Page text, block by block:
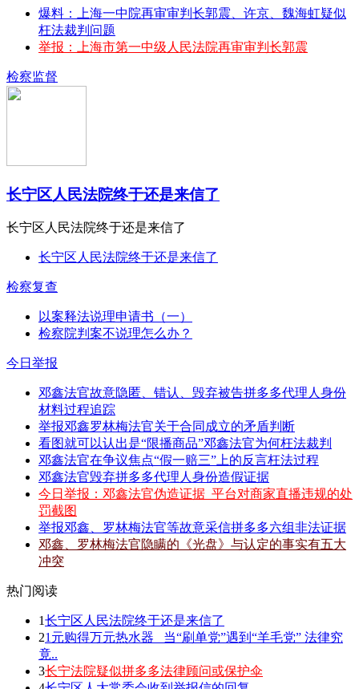
爆料：上海一中院再审审判长郭震、许京、魏海虹疑似
枉法裁判问题
举报：上海市第一中级人民法院再审审判长郭震
检察监督
长宁区人民法院终于还是来信了
长宁区人民法院终于还是来信了
长宁区人民法院终于还是来信了
检察复查
以案释法说理申请书（一）
检察院判案不说理怎么办？
今日举报
邓鑫法官故意隐匿、错认、毁弃被告拼多多代理人身份
材料过程追踪
举报邓鑫罗林梅法官关于合同成立的矛盾判断
看图就可以认出是“限播商品”邓鑫法官为何枉法裁判
邓鑫法官在争议焦点“假一赔三”上的反言枉法过程
邓鑫法官毁弃拼多多代理人身份造假证据
今日举报：邓鑫法官伪造证据_平台对商家直播违规的处
罚截图
举报邓鑫、罗林梅法官等故意采信拼多多六组非法证据
邓鑫、罗林梅法官隐瞒的《光盘》与认定的事实有五大
冲突
热门阅读
1长宁区人民法院终于还是来信了
21元购得万元热水器 _当“刷单党”遇到“羊毛党” 法律究
竟..
3长宁法院疑似拼多多法律顾问或保护伞